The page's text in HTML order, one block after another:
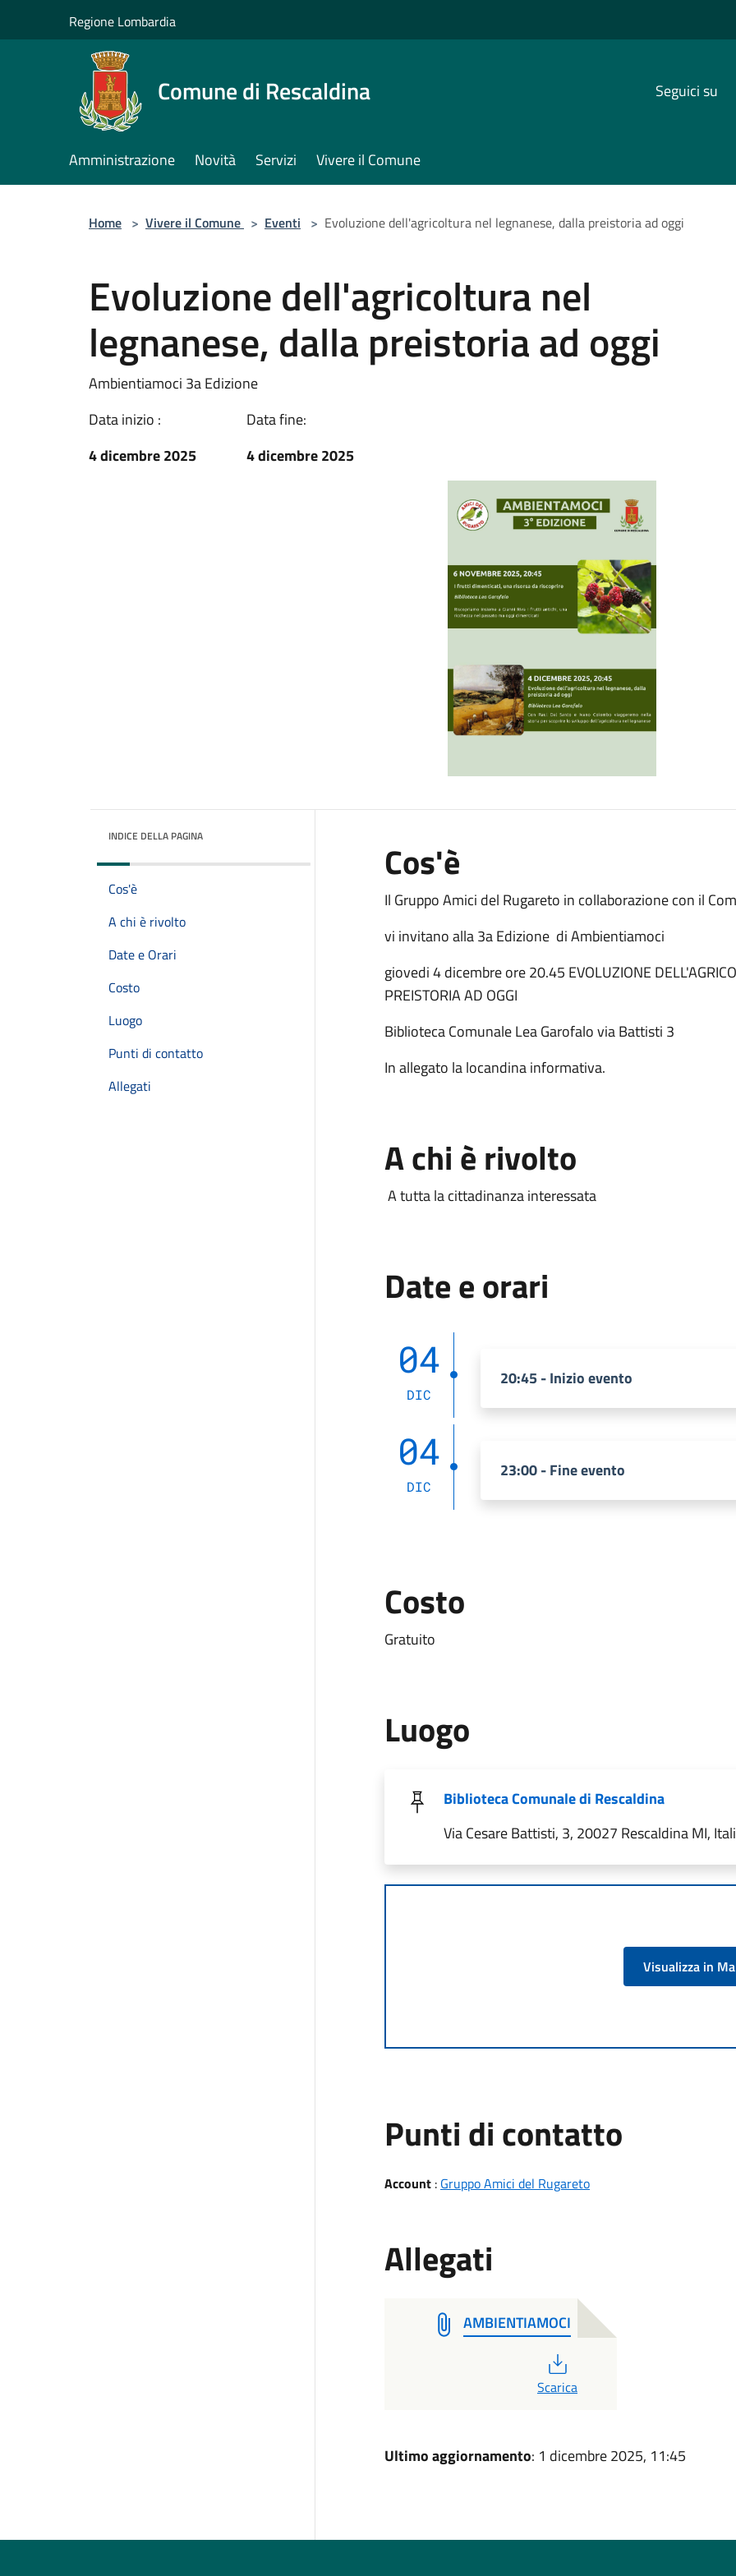
Regione Lombardia
Comune di Rescaldina Seguici su
Amministrazione Novità Servizi Vivere il Comune
Home > Vivere il Comune > Eventi > Evoluzione dell'agricoltura nel legnanese, dalla preistoria ad oggi
Evoluzione dell'agricoltura nel
legnanese, dalla preistoria ad oggi
Ambientiamoci 3a Edizione
Data inizio :
4 dicembre 2025
Data fine:
4 dicembre 2025
INDICE DELLA PAGINA
Cos'è
A chi è rivolto
Date e Orari
Costo
Luogo
Punti di contatto
Allegati
Cos'è
Il Gruppo Amici del Rugareto in collaborazione con il
vi invitano alla 3a Edizione di Ambientiamoci
giovedi 4 dicembre ore 20.45 EVOLUZIONE
PREISTORIA AD OGGI
Biblioteca Comunale Lea Garofalo via Battisti 3
In allegato la locandina informativa.
A chi è rivolto
A tutta la cittadinanza interessata
Date e orari
04
DIC
20:45 - Inizio evento
04
DIC
23:00 - Fine evento
Costo
Gratuito
Luogo
Biblioteca Comunale di Rescaldina
Via Cesare Battisti, 3, 20027 Rescaldina MI,
Visualizza in
Punti di contatto
Account: Gruppo Amici del Rugareto
Allegati
AMBIENTIAMOCI
Scarica
Ultimo aggiornamento: 1 dicembre 2025, 11:45